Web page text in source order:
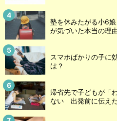
塾を休みたがる小6
が気づいた本当の理
スマホばかりの子に
は？
帰省先で子どもが「
ない 出発前に伝え